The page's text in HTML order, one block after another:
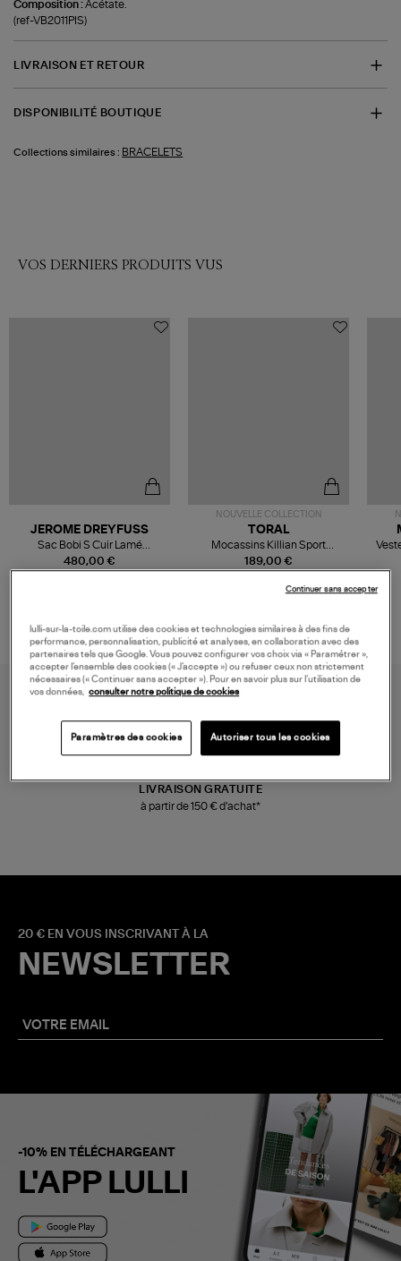
Composition :Acétate.
(ref-VB2011PIS)
LIVRAISON ET RETOUR
DISPONIBILITÉ BOUTIQUE
Collections similaires : BRACELETS
VOS DERNIERS PRODUITS VUS
480,00 €
JEROME DREYFUSS
Sac Bobi S Cuir Lamé
Champagne
NOUVELLE COLLECTION
189,00 €
TORAL
Mocassins Killian Sport
Mousse
LIVRAISON GRATUITE
à partir de 150 € d'achat*
20 € EN VOUS INSCRIVANT À LA
NEWSLETTER
-10% EN TÉLÉCHARGEANT
L'APP LULLI
lulli-sur-la-toile.com utilise des cookies et technologies similaires à des fins de
performance, personnalisation, publicité et analyses, en collaboration avec des
partenaires tels que Google. Vous pouvez configurer vos choix via « Paramétrer »,
accepter l’ensemble des cookies (« J’accepte ») ou refuser ceux non strictement
nécessaires (« Continuer sans accepter »). Pour en savoir plus sur l’utilisation de
vos données, consulter notre politique de cookies
Paramètres des cookies Autoriser tous les cookies
Continuer sans accepter